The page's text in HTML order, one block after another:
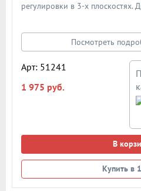
регулировки в 3-х плоскостях.
нагрузку до 60кг и подходят
Цвет: матовый хром. В
схема и размеры петли
Посмотреть
Арт: 51241
1 975 руб.
В
Купить в